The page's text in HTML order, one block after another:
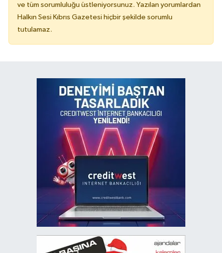
ve tüm sorumluluğu üstleniyorsunuz. Yazılan yorumlardan
Halkın Sesi Kıbrıs Gazetesi hiçbir şekilde sorumlu
tutulamaz.